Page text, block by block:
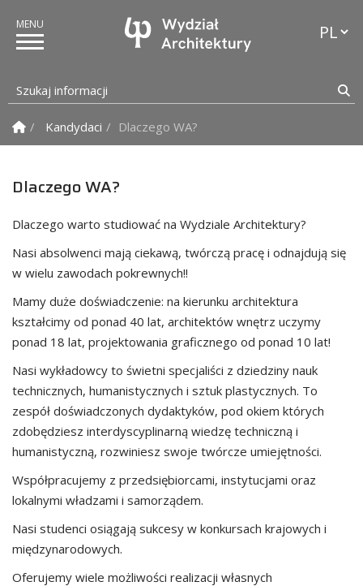
Szukaj informacji
Strona Główna
Kandydaci Dlaczego WA?
Dlaczego WA?
Dlaczego warto studiować na Wydziale Architektury?
Nasi absolwenci mają ciekawą, twórczą pracę i odnajdują się
w wielu zawodach pokrewnych!!
Mamy duże doświadczenie: na kierunku architektura
kształcimy od ponad 40 lat, architektów wnętrz uczymy
ponad 18 lat, projektowania graficznego od ponad 10 lat!
Nasi wykładowcy to świetni specjaliści z dziedziny nauk
technicznych, humanistycznych i sztuk plastycznych. To
zespół doświadczonych dydaktyków, pod okiem których
zdobędziesz interdyscyplinarną wiedzę techniczną i
humanistyczną, rozwiniesz swoje twórcze umiejętności.
Współpracujemy z przedsiębiorcami, instytucjami oraz
lokalnymi władzami i samorządem.
Nasi studenci osiągają sukcesy w konkursach krajowych i
międzynarodowych.
Oferujemy wiele możliwości realizacji własnych